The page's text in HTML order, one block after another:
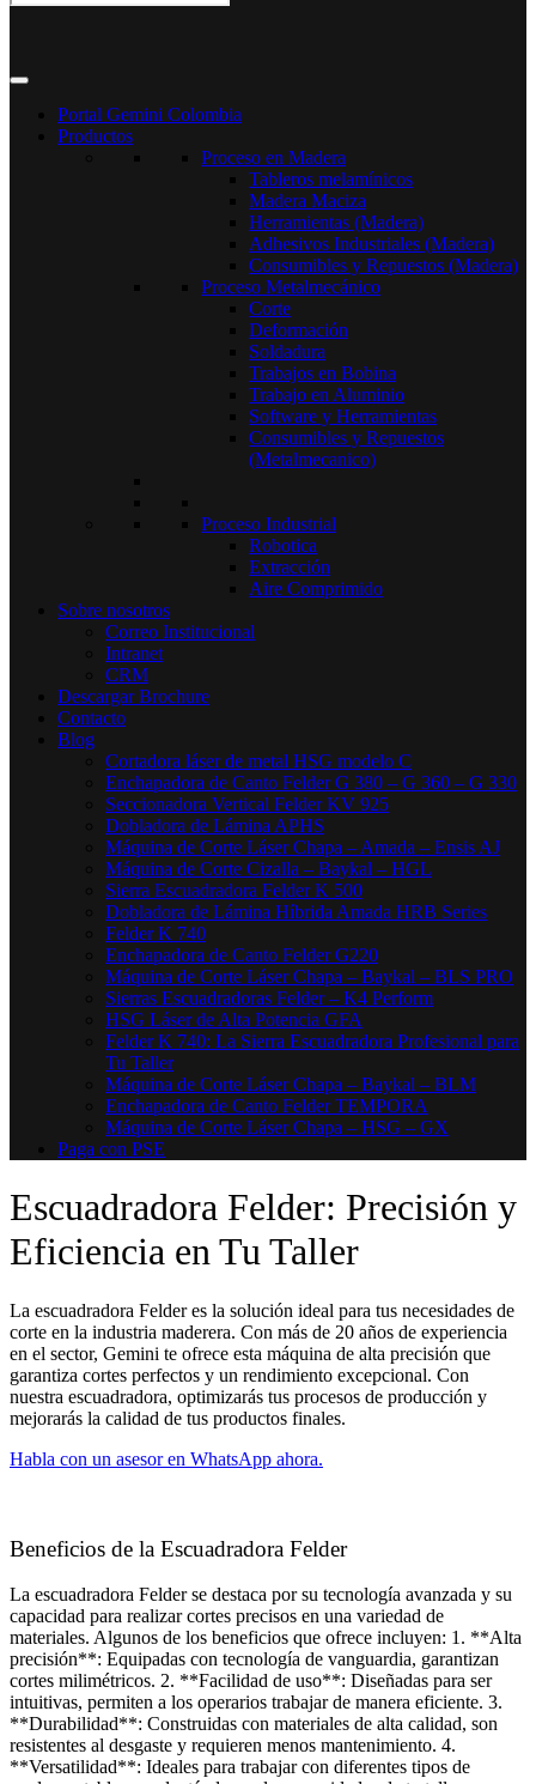
Portal Gemini Colombia
Productos
Proceso en Madera
Tableros melamínicos
Madera Maciza
Herramientas (Madera)
Adhesivos Industriales (Madera)
Consumibles y Repuestos (Madera)
Proceso Metalmecánico
Corte
Deformación
Soldadura
Trabajos en Bobina
Trabajo en Aluminio
Software y Herramientas
Consumibles y Repuestos
(Metalmecanico)
Proceso Industrial
Robotica
Extracción
Aire Comprimido
Sobre nosotros
Correo Institucional
Intranet
CRM
Descargar Brochure
Contacto
Blog
Cortadora láser de metal HSG modelo C​
Enchapadora de Canto Felder G 380 – G 360 – G 330
Seccionadora Vertical Felder KV 925
Dobladora de Lámina APHS
Máquina de Corte Láser Chapa – Amada – Ensis AJ
Máquina de Corte Cizalla – Baykal – HGL
Sierra Escuadradora Felder K 500
Dobladora de Lámina Híbrida Amada HRB Series
Felder K 740
Enchapadora de Canto Felder G220
Máquina de Corte Láser Chapa – Baykal – BLS PRO
Sierras Escuadradoras Felder – K4 Perform
HSG Láser de Alta Potencia GFA
Felder K 740: La Sierra Escuadradora Profesional para
Tu Taller
Máquina de Corte Láser Chapa – Baykal – BLM
Enchapadora de Canto Felder TEMPORA
Máquina de Corte Láser Chapa – HSG – GX
Paga con PSE
Escuadradora Felder: Precisión y
Eficiencia en Tu Taller
La escuadradora Felder es la solución ideal para tus necesidades de
corte en la industria maderera. Con más de 20 años de experiencia
en el sector, Gemini te ofrece esta máquina de alta precisión que
garantiza cortes perfectos y un rendimiento excepcional. Con
nuestra escuadradora, optimizarás tus procesos de producción y
mejorarás la calidad de tus productos finales.
Habla con un asesor en WhatsApp ahora.
Beneficios de la Escuadradora Felder
La escuadradora Felder se destaca por su tecnología avanzada y su
capacidad para realizar cortes precisos en una variedad de
materiales. Algunos de los beneficios que ofrece incluyen: 1. **Alta
precisión**: Equipadas con tecnología de vanguardia, garantizan
cortes milimétricos. 2. **Facilidad de uso**: Diseñadas para ser
intuitivas, permiten a los operarios trabajar de manera eficiente. 3.
**Durabilidad**: Construidas con materiales de alta calidad, son
resistentes al desgaste y requieren menos mantenimiento. 4.
**Versatilidad**: Ideales para trabajar con diferentes tipos de